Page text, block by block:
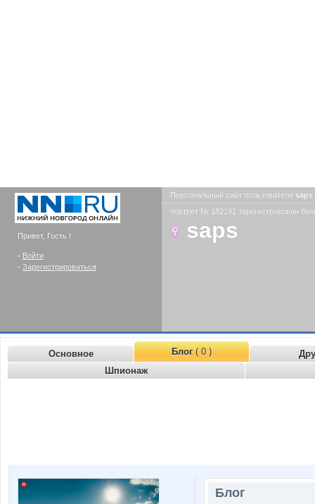
Привет, Гость !
- Войти
- Зарегистрироваться
Персональный сайт пользователя saps
портрет № 182191 зарегистрирован
saps
Основное Блог( 0 )
Шпионаж
Блог